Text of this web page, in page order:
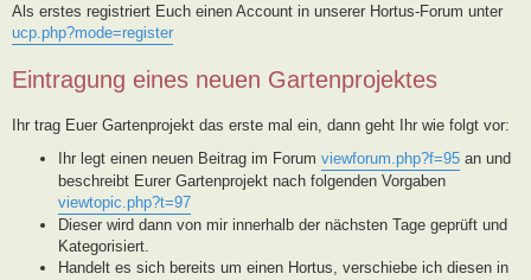
Als erstes registriert Euch einen Account in unserer Hortus-Forum unter
ucp.php?mode=register
Eintragung eines neuen Gartenprojektes
Ihr trag Euer Gartenprojekt das erste mal ein, dann geht Ihr wie folgt vor:
Ihr legt einen neuen Beitrag im Forum viewforum.php?f=95 an und
beschreibt Eurer Gartenprojekt nach folgenden Vorgaben
viewtopic.php?t=97
Dieser wird dann von mir innerhalb der nächsten Tage geprüft und
Kategorisiert.
Handelt es sich bereits um einen Hortus, verschiebe ich diesen in